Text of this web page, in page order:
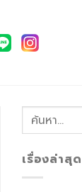
เรื่องล่าสุด